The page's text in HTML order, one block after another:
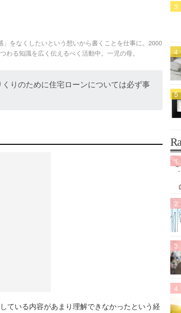
をなくしたいという想いから書くことを仕事に。2000
る知識を広く伝えるべく活動中。一児の母。
りのために住宅ローンについては必ず事
ている内容があまり理解できなかったという経